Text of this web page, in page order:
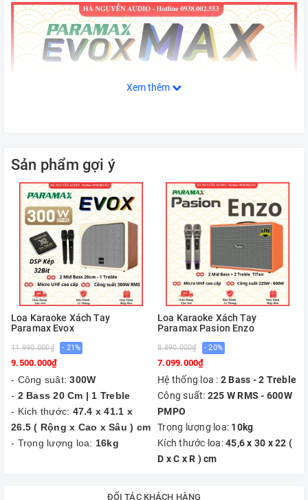
1. Cấu hình "Khủng": Hệ
thống 2 Bass 25cm Nén HD
Cone và Treble Nén Công
Nghệ HTD(Hardened Titanium
Dome)
Điểm khác biệt lớn nhất của Evox MAX chính là khả năng tái
tạo âm thanh chi tiết và uy lực nhờ hệ thống driver cao cấp.
Xem thêm
Sản phẩm gợi ý
Loa Karaoke Xách Tay
Paramax Evox
11.990.000₫ - 21%
9.500.000₫
- Công suât:300W
- 2 Bass 20 Cm | 1 Treble
- Kích thước: 47.4 x 41.1 x
26.5 ( Rộng x Cao x Sâu ) cm
- Trọng lượng loa: 16kg
Loa Karaoke Xách Tay
Paramax Pasion Enzo
8.890.000₫ - 20%
7.099.000₫
Hệ thống loa : 2 Bass - 2 Treble
Công suất: 225 W RMS - 600W
PMPO
Trọng lượng loa: 10kg
Kích thước loa:45,6 x 30 x 22 (
D x C x R ) cm
ĐỐI TÁC KHÁCH HÀNG